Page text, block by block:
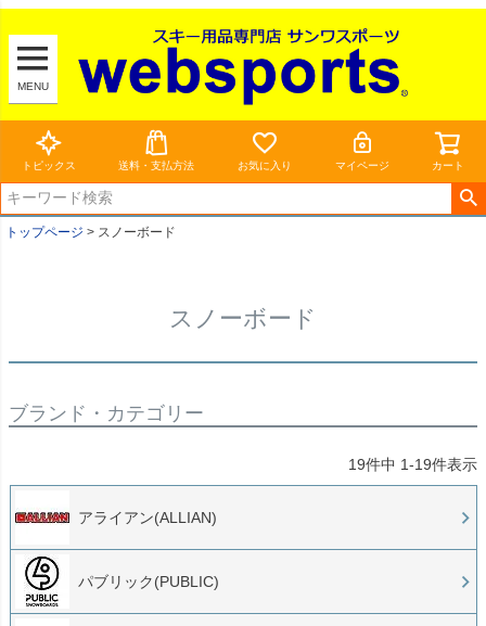
MENU
トピックス 送料・支払方法 お気に入り マイページ カート
トップページ スノーボード
スノーボード
ブランド・カテゴリー
19件中 1-19件表示
アライアン(ALLIAN)
パブリック(PUBLIC)